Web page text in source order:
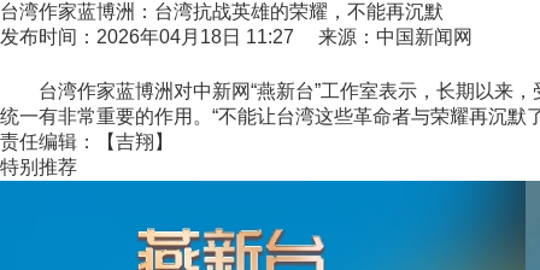
台湾作家蓝博洲：台湾抗战英雄的荣耀，不能再沉默
发布时间：2026年04月18日 11:27 来源：中国新闻网
台湾作家蓝博洲对中新网“燕新台”工作室表示，长期以来，
统一有非常重要的作用。“不能让台湾这些革命者与荣耀再沉默
责任编辑：【吉翔】
特别推荐